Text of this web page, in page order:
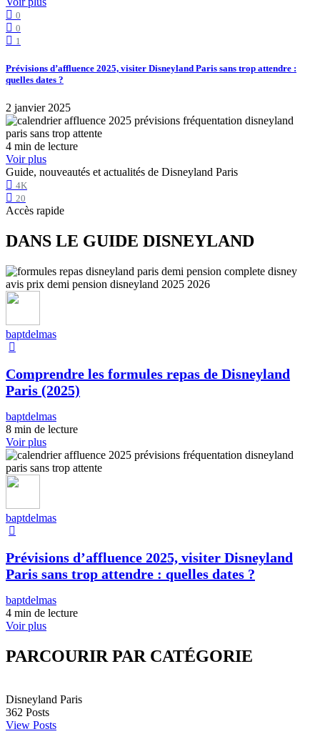
0
0
1
Prévisions d’affluence 2025, visiter Disneyland Paris sans trop attendre :
quelles dates ?
2 janvier 2025
4 min de lecture
Voir plus
Guide, nouveautés et actualités de Disneyland Paris
4K
20
Accès rapide
DANS LE GUIDE DISNEYLAND
baptdelmas
Comprendre les formules repas de Disneyland
Paris (2025)
baptdelmas
8 min de lecture
Voir plus
baptdelmas
Prévisions d’affluence 2025, visiter Disneyland
Paris sans trop attendre : quelles dates ?
baptdelmas
4 min de lecture
Voir plus
PARCOURIR PAR CATÉGORIE
Disneyland Paris
362 Posts
View Posts